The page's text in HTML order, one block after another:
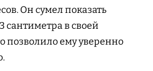
Он сумел показать
сантиметра в своей
позволило ему уверенно